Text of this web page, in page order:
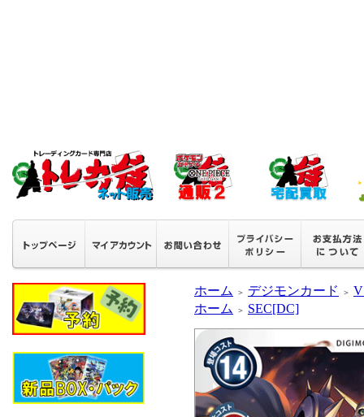
ホーム ＞ デジモンカード ＞
ホーム
＞ SEC[DC]